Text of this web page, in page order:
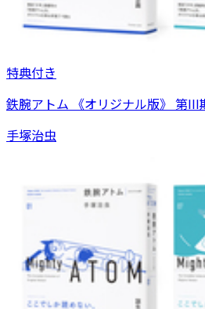
特典付き
鉄腕アトム 《オリジナル版》 第III
手塚治虫